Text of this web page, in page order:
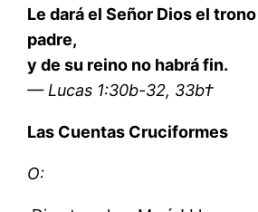
Le dará el Señor Dios el
padre,
y de su reino no habrá fin.
— Lucas 1:30b-32, 33b†
Las Cuentas Cruciformes
O: